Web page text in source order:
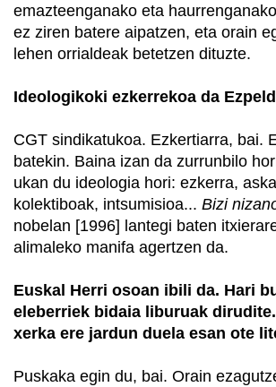
emazteenganako eta
ez ziren batere aipatzen, eta orain
lehen orrialdeak betetzen dituzte.
Ideologikoki ezkerrekoa da
CGT sindikatukoa. Ezkertiarra, bai.
batekin. Baina izan da zurrunbilo
ukan du ideologia hori: ezkerra,
kolektiboak, intsumisioa... Bizi
nobelan [1996] lantegi baten
alimaleko manifa agertzen da.
Euskal Herri osoan ibili da. Hari
eleberriek bidaia liburuak
xerka ere jardun duela esan ote
Puskaka egin du, bai. Orain